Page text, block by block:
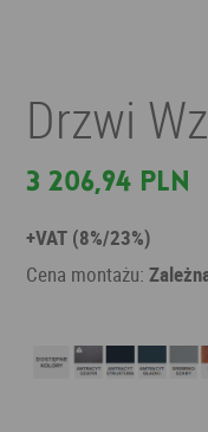
Drzwi
3 206,94 PLN
+VAT (8%/23%)
Cena montażu: